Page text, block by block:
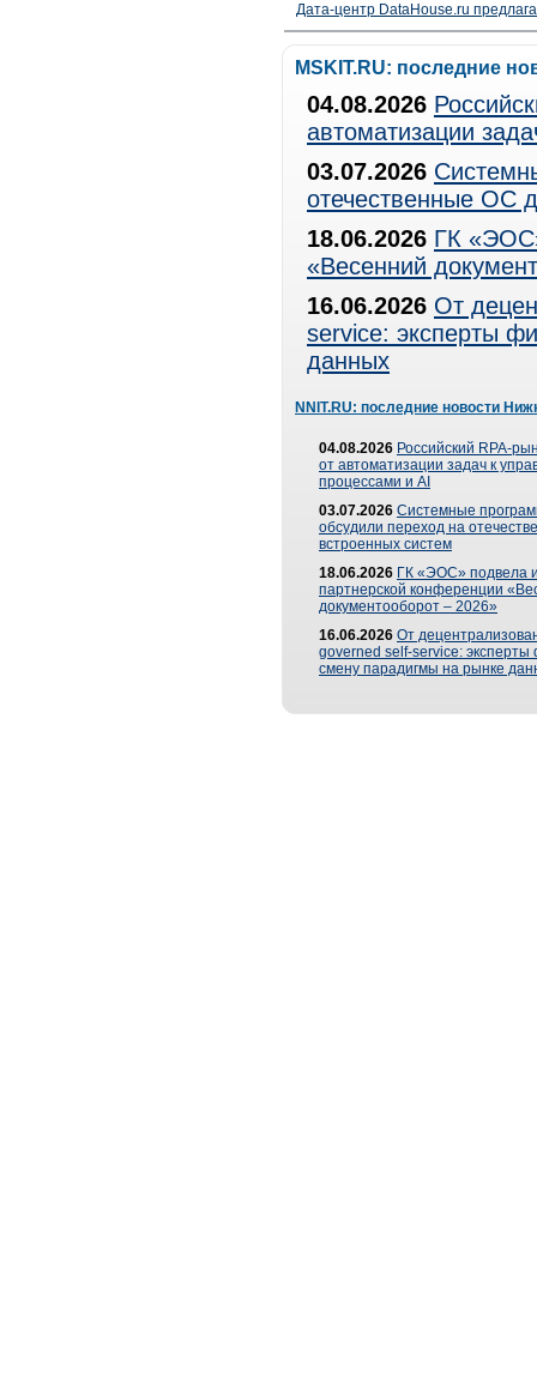
Дата-центр DataHouse.ru
MSKIT.RU: последние
04.08.2026
автоматизации
03.07.2026
отечественные ОС
18.06.2026 ГК
«Весенний
16.06.2026 От
service: эксперты
данных
NNIT.RU: последние новости
04.08.2026 Российский RPA-
от автоматизации задач к
процессами и AI
03.07.2026 Системные
обсудили переход на
встроенных систем
18.06.2026 ГК «ЭОС» подвела
партнерской конференции
документооборот – 2026»
16.06.2026 От
governed self-service: эксперты
смену парадигмы на рынке